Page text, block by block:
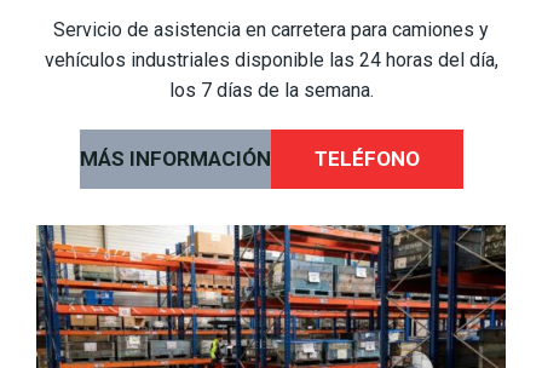
Servicio de asistencia en carretera para camiones y
vehículos industriales disponible las 24 horas del día,
los 7 días de la semana.
MÁS INFORMACIÓN TELÉFONO